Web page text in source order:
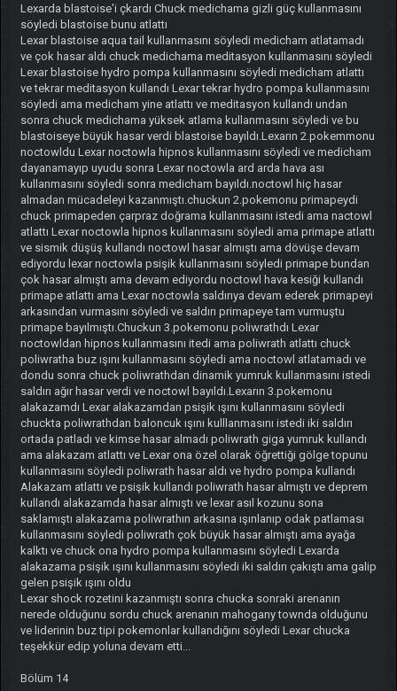
Lexarda blastoise'i çkardı Chuck medichama gizli güç kullanmasını
söyledi blastoise bunu atlattı
Lexar blastoise aqua tail kullanmasını söyledi medicham atlatamadı
ve çok hasar aldı chuck medichama meditasyon kullanmasını söyledi
Lexar blastoise hydro pompa kullanmasını söyledi medicham atlattı
ve tekrar meditasyon kullandı Lexar tekrar hydro pompa kullanmasını
söyledi ama medicham yine atlattı ve meditasyon kullandı undan
sonra chuck medichama yüksek atlama kullanmasını söyledi ve bu
blastoiseye büyük hasar verdi blastoise bayıldı.Lexarın 2.pokemmonu
noctowldu Lexar noctowla hipnos kullanmasını söyledi ve medicham
dayanamayıp uyudu sonra Lexar noctowla ard arda hava ası
kullanmasını söyledi sonra medicham bayıldı.noctowl hiç hasar
almadan mücadeleyi kazanmıştı.chuckun 2.pokemonu primapeydi
chuck primapeden çarpraz doğrama kullanmasını istedi ama nactowl
atlattı Lexar noctowla hipnos kullanmasını söyledi ama primape atlattı
ve sismik düşüş kullandı noctowl hasar almıştı ama dövüşe devam
ediyordu lexar noctowla psişik kullanmasını söyledi primape bundan
çok hasar almıştı ama devam ediyordu noctowl hava kesiği kullandı
primape atlattı ama Lexar noctowla saldırıya devam ederek primapeyi
arkasından vurmasını söyledi ve saldırı primapeye tam vurmuştu
primape bayılmıştı.Chuckun 3.pokemonu poliwrathdı Lexar
noctowldan hipnos kullanmasını itedi ama poliwrath atlattı chuck
poliwratha buz ışını kullanmasını söyledi ama noctowl atlatamadı ve
dondu sonra chuck poliwrathdan dinamik yumruk kullanmasını istedi
saldırı ağır hasar verdi ve noctowl bayıldı.Lexarın 3.pokemonu
alakazamdı Lexar alakazamdan psişik ışını kullanmasını söyledi
chuckta poliwrathdan baloncuk ışını kulllanmasını istedi iki saldırı
ortada patladı ve kimse hasar almadı poliwrath giga yumruk kullandı
ama alakazam atlattı ve Lexar ona özel olarak öğrettiği gölge topunu
kullanmasını söyledi poliwrath hasar aldı ve hydro pompa kullandı
Alakazam atlattı ve psişik kullandı poliwrath hasar almıştı ve deprem
kullandı alakazamda hasar almıştı ve lexar asıl kozunu sona
saklamıştı alakazama poliwrathın arkasına ışınlanıp odak patlaması
kullanmasını söyledi poliwrath çok büyük hasar almıştı ama ayağa
kalktı ve chuck ona hydro pompa kullanmasını söyledi Lexarda
alakazama psişik ışını kullanmasını söyledi iki saldırı çakıştı ama galip
gelen psişik ışını oldu
Lexar shock rozetini kazanmıştı sonra chucka sonraki arenanın
nerede olduğunu sordu chuck arenanın mahogany townda olduğunu
ve liderinin buz tipi pokemonlar kullandığını söyledi Lexar chucka
teşekkür edip yoluna devam etti...
Bölüm 14